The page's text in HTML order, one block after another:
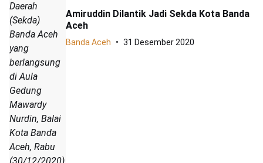
Daerah
(Sekda)
Banda Aceh
yang
berlangsung
di Aula
Gedung
Mawardy
Nurdin, Balai
Kota Banda
Aceh, Rabu
Amiruddin Dilantik Jadi Sekda Kota Banda
Aceh
Banda Aceh 31 Desember 2020